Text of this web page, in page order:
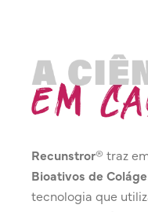
Recunstror® traz
Bioativos de
tecnologia que